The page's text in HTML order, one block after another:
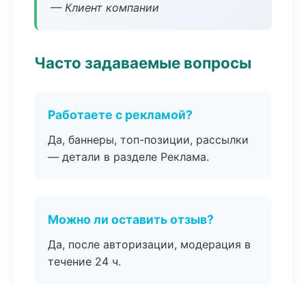
— Клиент компании
Часто задаваемые вопросы
Работаете с рекламой?
Да, баннеры, топ-позиции, рассылки
— детали в разделе Реклама.
Можно ли оставить отзыв?
Да, после авторизации, модерация в
течение 24 ч.